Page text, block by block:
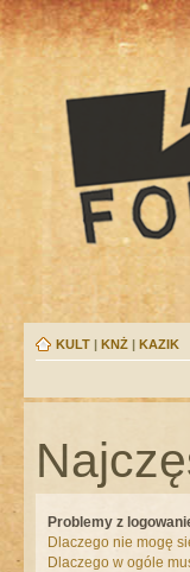
KULT | KNŻ | KAZIK
Problemy z
Dlaczego nie mogę
Dlaczego w ogóle